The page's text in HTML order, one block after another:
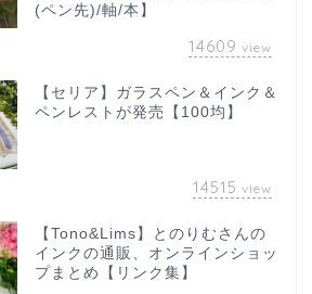
(ペン先)/軸/本】
14609 view
【セリア】ガラスペン＆インク＆
ペンレストが発売【100均】
14515 view
【Tono&Lims】とのりむさんの
インクの通販、オンラインショッ
プまとめ【リンク集】